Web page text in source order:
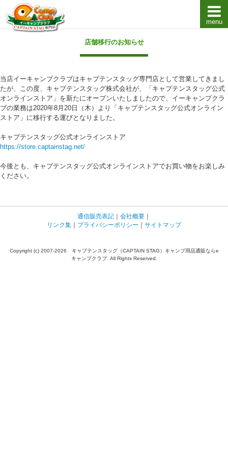
キャプテンスタッグキャンプ用品通販店【eキャンプ
menu
店舗移行のお知らせ
当店イーキャンプクラブはキャプテンスタッグ専門店として営業してきまし
たが、この度、キャプテンスタッグ株式会社が、「キャプテンスタッグ公式
オンラインストア」を新たにオープンいたしましたので、イーキャンプクラ
ブの業務は2020年8月20日（木）より「キャプテンスタッグ公式オンライン
ストア」に移行する運びとなりました。
キャプテンスタッグ公式オンラインストア
https://store.captainstag.net/
今後とも、キャプテンスタッグ公式オンラインストアでお買い物をお楽しみ
ください。
通信販売表記 ｜ 会社概要 ｜
リンク集 ｜ プライバシーポリシー ｜ サイトマップ
Copyright (c) 2007-2026 キャプテンスタッグ（CAPTAIN STAG）キャンプ用品通販ならe
キャンプクラブ. All Rights Reserved.